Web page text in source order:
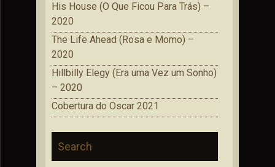
His House (O Que Ficou Para Trás) –
2020
The Life Ahead (Rosa e Momo) –
2020
Hillbilly Elegy (Era uma Vez um Sonho)
– 2020
Cobertura do Oscar 2021
Search